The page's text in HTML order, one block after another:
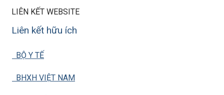
LIÊN KẾT WEBSITE
Liên kết hữu ích
BỘ Y TẾ
BHXH VIỆT NAM